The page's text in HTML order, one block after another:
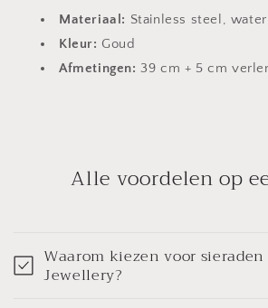
Materiaal: Stainless steel,
Kleur: Goud
Afmetingen:39 cm + 5 cm
Alle voordelen op
Waarom kiezen voor
Jewellery?